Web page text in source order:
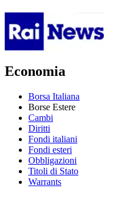
Economia
Borsa Italiana
Borse Estere
Cambi
Diritti
Fondi italiani
Fondi esteri
Obbligazioni
Titoli di Stato
Warrants